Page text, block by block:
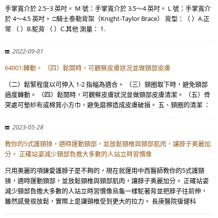
手掌寬介於 2.5~3 英吋。 M 號：手掌寬介於 3.5～4 英吋。 L 號：手掌寬介
於 4～4.5 英吋。 □騎士泰勒背架（Knight-Taylor Brace） 背型：（ ）A.正
常 （ ）B.駝背 （ ）C.其他 測量： 1.
2022-09-01
64001;轉動。 （四）鬆開時，可觀察皮膚狀況並做頸部皮膚
（二）鬆緊程度以可伸入 1-2 指幅為適合。 （三）頸圈取下時，避免頸部
過度轉動。 （四）鬆開時，可觀察皮膚狀況並做頸部皮膚清潔。 （五）骨
突處可墊紗布或棉質小方巾，避免磨擦造成皮膚破損。 五、頸圈的清潔 ：
2023-05-28
教你的5式護頸操，適時運動頸部，並放鬆頸椎與頸部肌肉，讓脖子美麗加
分。 正確站姿減少頸部負擔大多數的人站立時習慣像
只用美麗的項鍊愛護脖子是不夠的，現在就運用中西醫師教你的5式護頸
操，適時運動頸部，並放鬆頸椎與頸部肌肉，讓脖子美麗加分。 正確站姿
減少頸部負擔大多數的人站立時習慣像烏龜一樣駝著背並把脖子往前伸，
雖然感覺很放鬆，實際上是讓頸椎受到更大的拉力。 長庚醫院復健科